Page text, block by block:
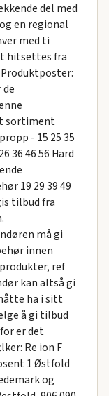
del med
en regional
med ti
hitsettes fra
sortiment
- 15 25 35
36 46 56 Hard
19 29 39 49
tilbud fra
må gi
innen
ref
kan altså gi
ha i sitt
å gi tilbud
er det
Re ion F
1 Østfold
og